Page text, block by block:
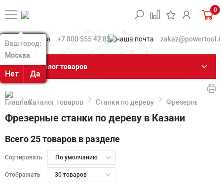
Ваш город:
Москва
Нет Да
Ваш город:
Москва
Нет Да
0
+7 800 555 42 85
Каталог товаров
Каталог товаров Станки по дереву Фрезерные
Фрезерные станки по дереву в Казани
Всего 25 товаров в разделе
Сортировать По умолчанию
Отображать 30 товаров